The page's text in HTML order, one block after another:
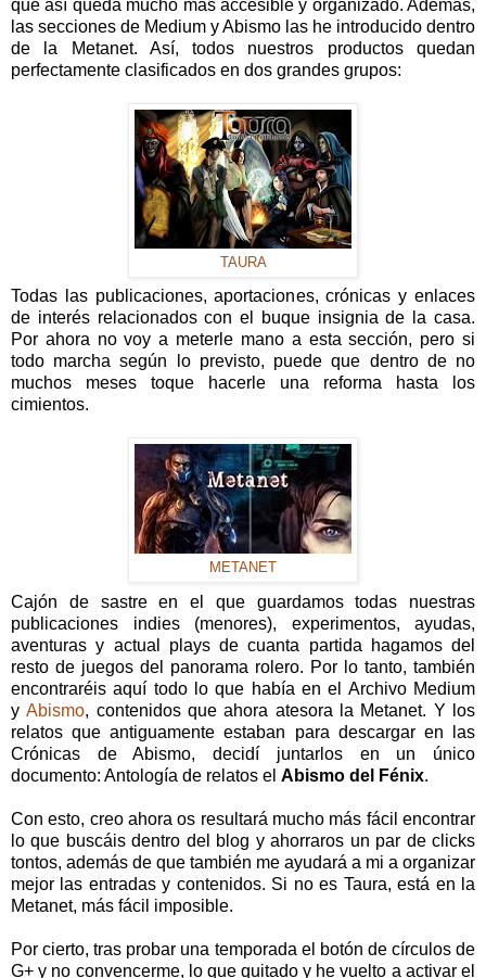
que así queda mucho más accesible y organizado. Además,
las secciones de Medium y Abismo las he introducido dentro
de la Metanet. Así, todos nuestros productos quedan
perfectamente clasificados en dos grandes grupos:
TAURA
Todas las publicaciones, aportaciones, crónicas y enlaces
de interés relacionados con el buque insignia de la casa.
Por ahora no voy a meterle mano a esta sección, pero si
todo marcha según lo previsto, puede que dentro de no
muchos meses toque hacerle una reforma hasta los
cimientos.
METANET
Cajón de sastre en el que guardamos todas nuestras
publicaciones indies (menores), experimentos, ayudas,
aventuras y actual plays de cuanta partida hagamos del
resto de juegos del panorama rolero. Por lo tanto, también
encontraréis aquí todo lo que había en el Archivo Medium
yAbismo, contenidos que ahora atesora la Metanet. Y los
relatos que antiguamente estaban para descargar en las
Crónicas de Abismo, decidí juntarlos en un único
documento: Antología de relatos el Abismo del Fénix.
Con esto, creo ahora os resultará mucho más fácil encontrar
lo que buscáis dentro del blog y ahorraros un par de clicks
tontos, además de que también me ayudará a mi a organizar
mejor las entradas y contenidos. Si no es Taura, está en la
Metanet, más fácil imposible.
Por cierto, tras probar una temporada el botón de círculos de
G+ y no convencerme, lo que quitado y he vuelto a activar el